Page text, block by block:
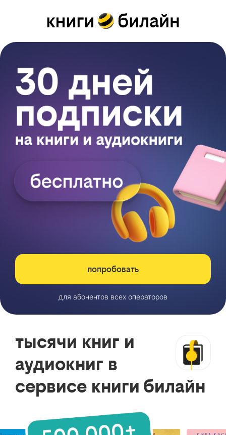
попробовать
для абонентов всех операторов
тысячи книг и
аудиокниг в
сервисе книги билайн